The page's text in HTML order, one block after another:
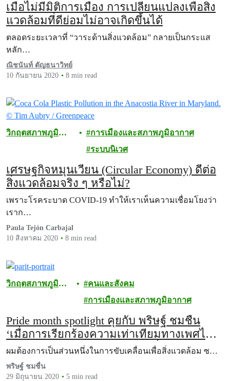
เมื่อไม่มีมิติการเมือง การเปลี่ยนแปลงเพื่อสิ่ง
แวดล้อมที่ดีย่อมไม่อาจเกิดขึ้นได้
ตลอดระยะเวลาที่ “วาระด้านสิ่งแวดล้อม” กลายเป็นกระแส
หลัก…
ณิชนันท์ ตัญธนาวิทย์
10 กันยายน 2020
8 min read
วิกฤตสภาพภูมิ
การเมืองและสภาพภูมิอากาศ
ระบบนิเวศ
เศรษฐกิจหมุนเวียน (Circular Economy) ดีต่อ
สิ่งแวดล้อมจริง ๆ หรือไม่?
เพราะโรคระบาด COVID-19 ทำให้เราเห็นความเชื่อมโยงว่า
เราก…
Paula Tejón Carbajal
10 สิงหาคม 2020
8 min read
วิกฤตสภาพภูมิ
คนและสังคม
การเมืองและสภาพภูมิอากาศ
Pride month spotlight คุยกับ พริษฐ์ ชมชื่น
‘เมื่อการเรียกร้องความเท่าเทียมทางเพศไม่
ต่างจากการเรียกร้องให้ปกป้องสิ่งแวดล้อม’
ผมต้องการเป็นส่วนหนึ่งในการขับเคลื่อนเพื่อสิ่งแวดล้อม ซ…
พริษฐ์ ชมชื่น
29 มิถุนายน 2020
5 min read